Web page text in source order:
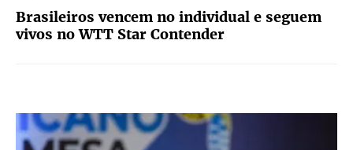
Brasileiros vencem no individual e seguem
vivos no WTT Star Contender